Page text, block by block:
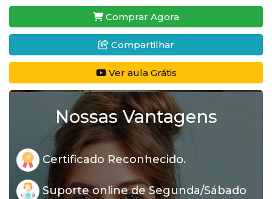
Comprar Agora
Compartilhar
Ver aula Grátis
Nossas Vantagens
Certificado Reconhecido.
Suporte online de Segunda/Sábado